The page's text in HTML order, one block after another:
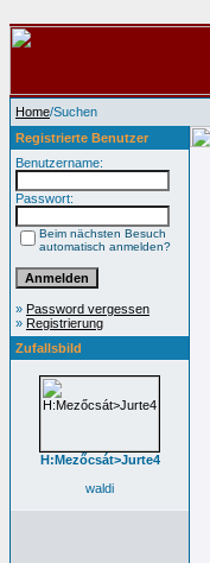
Home/Suchen
Registrierte Benutzer
Benutzername:
Passwort:
Beim nächsten Besuch
automatisch anmelden?
» Password vergessen
» Registrierung
Zufallsbild
H:Mezőcsát>Jurte4
waldi